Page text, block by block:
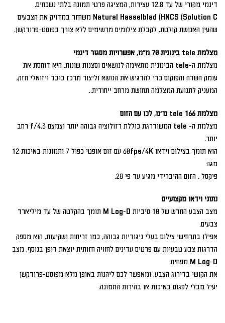
דינמי מקורי של עד 12.8 עצירות, המציגה פרטי תמונה בלתי נשכחים.
Natural Hasselblad (HNCS (Solution C משחזר במדויק את הצבעים
שהעין האנושת קולטת, לקבלת צילומים מרשימים ללא צורך בפוסט-פרודקשן.
מצלמת tele בינונית 70 מ"מ, אפשרויות מסגור דינמי
מצלמת ה-tele הבינונית מתאימה לנושאים וסצנות שונות. היא דוחסת את
עומק השדה והפוקוס כדי להדגיש את הנושא וליצור מרכז כובד ויזואלי חזק,
המעניק לתנועת המצלמה תחושת מרחב ייחודית..
מצלמת 166 tele מ"מ, לכו עם הזום
מצלמת ה- tele המשודרגת כוללת רזולוציה גבוהה יותר וצמצם 4.3/f רחב
יותר.
הוא תומך בצילום וידאו 60fps/4K עם זום אופטי כפול 7 ותמונות באיכות 12
מגה
פיקסל . הזום ההיברידי מגיע עד פי 28.
נתוני וידאו מקצועיים
מצב הצבע החדש של 10 סיביות M Log-D תומך בהקלטה של עד מיליארד
צבעים.
אפילו בתרחישי צילום בעלי ניגודיות גבוהה, כמו זריחות ושקיעות, הוא מספק
הדרגות צבע טבעיות עם פרטים עדינים לחוויה חזותית יוצאת דופן בנוסף, מצב
M Log-D מפחית
את הקושי בדירוג הצבע, ומאפשר לכם ליהנות באופן מלא מפוסט-פרודקשן
יעיל מבלי לפגום באיכות או בהירות התמונה.